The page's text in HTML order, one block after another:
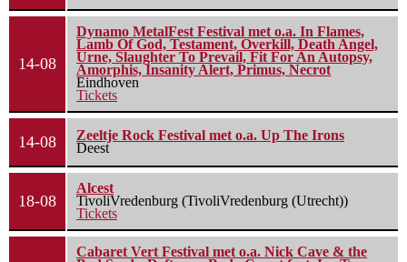
14-08
Dynamo MetalFest Festival met o.a. In Flames,
Lamb Of God, Testament, Overkill, Death Angel,
Urne, Slaughter To Prevail, Fit For An Autopsy,
Amorphis, Insanity Alert, Primus, Necrot
Eindhoven
Tickets
14-08
Zeeltje Rock Festival met o.a. Up The Irons
Deest
18-08
Alcest
TivoliVredenburg (TivoliVredenburg (Utrecht))
Tickets
Cabaret Vert Festival met o.a. Nick Cave & the